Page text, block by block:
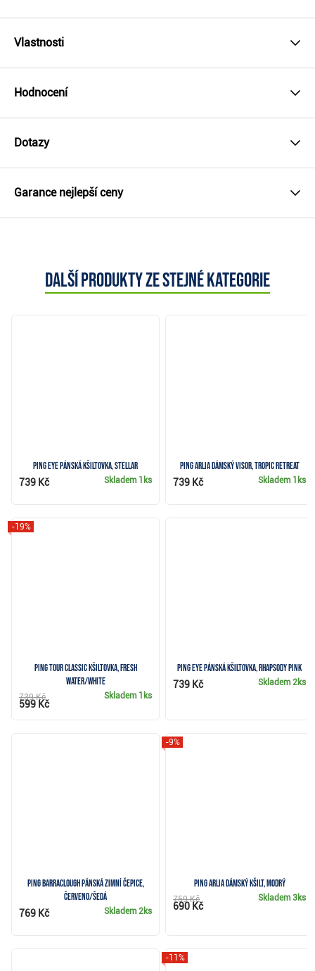
Vlastnosti
Hodnocení
Dotazy
Garance nejlepší ceny
Další produkty ze stejné kategorie
Ping Eye pánská kšiltovka, stellar
Skladem 1ks
739 Kč
PING Arlia dámský visor, tropic retreat
Skladem 1ks
739 Kč
PING Tour Classic kšiltovka, fresh
water/white
-19%
Skladem 1ks
739 Kč
599 Kč
PING Eye pánská kšiltovka, rhapsody pink
Skladem2ks
739 Kč
Ping Barraclough pánská zimní čepice,
červeno/šedá
Skladem2ks
769 Kč
Ping Arlia dámský kšilt, modrý
-9%
Skladem3ks
759 Kč
690 Kč
-11%